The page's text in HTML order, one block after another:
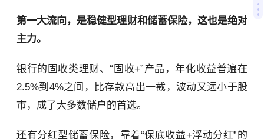
第一大流向，是稳健型理财和储蓄保险，这也是绝对
主力。
银行的固收类理财、“固收+”产品，年化收益普遍在
2.5%到4%之间，比存款高出一截，波动又远小于股
市，成了大多数储户的首选。
还有分红型储蓄保险，靠着“保底收益+浮动分红”的